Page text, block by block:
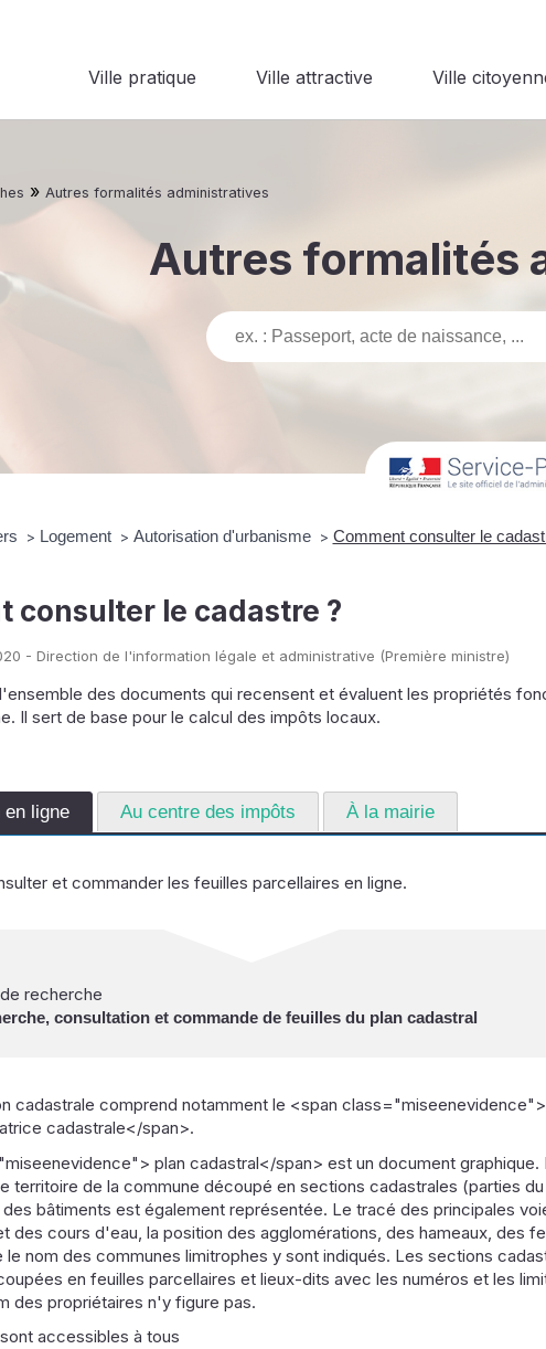
Ville pratique Ville attractive Ville
» Autres formalités administratives
Autres formalités
> Logement > Autorisation d'urbanisme > Comment consulter le
consulter le cadastre ?
- Direction de l'information légale et administrative (Première ministre)
des documents qui recensent et évaluent les propriétés
Il sert de base pour le calcul des impôts locaux.
en ligne Au centre des impôts À la mairie
et commander les feuilles parcellaires en ligne.
recherche
consultation et commande de feuilles du plan cadastral
cadastrale comprend notamment le <span
cadastrale</span>.
plan cadastral</span> est un document graphique.
territoire de la commune découpé en sections cadastrales (parties
bâtiments est également représentée. Le tracé des principales
des cours d'eau, la position des agglomérations, des hameaux, des
le nom des communes limitrophes y sont indiqués. Les sections
en feuilles parcellaires et lieux-dits avec les numéros et les
des propriétaires n'y figure pas.
accessibles à tous